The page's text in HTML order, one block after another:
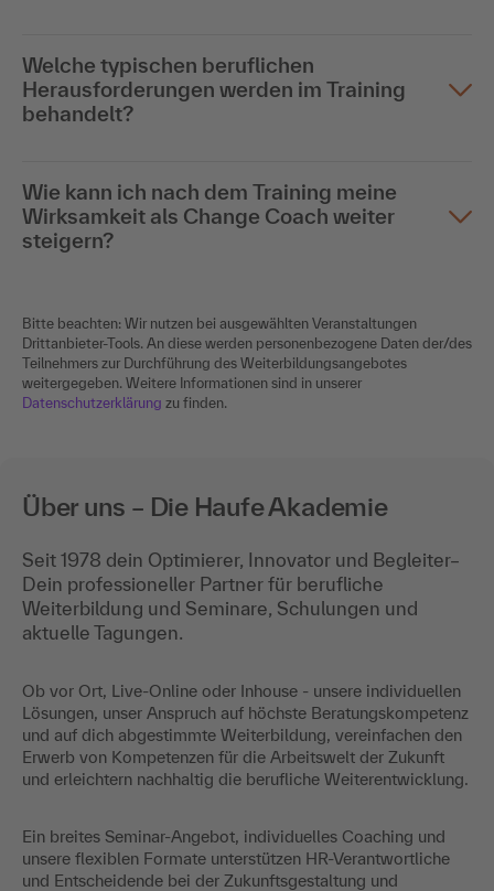
Welche typischen beruflichen
Herausforderungen werden im Training
behandelt?
Wie kann ich nach dem Training meine
Wirksamkeit als Change Coach weiter
steigern?
Bitte beachten: Wir nutzen bei ausgewählten Veranstaltungen
Drittanbieter-Tools. An diese werden personenbezogene Daten der/des
Teilnehmers zur Durchführung des Weiterbildungsangebotes
weitergegeben. Weitere Informationen sind in unserer
Datenschutzerklärung zu finden.
Über uns – Die Haufe Akademie
Seit 1978 dein Optimierer, Innovator und Begleiter–
Dein professioneller Partner für berufliche
Weiterbildung und Seminare, Schulungen und
aktuelle Tagungen.
Ob vor Ort, Live-Online oder Inhouse - unsere individuellen
Lösungen, unser Anspruch auf höchste Beratungskompetenz
und auf dich abgestimmte Weiterbildung, vereinfachen den
Erwerb von Kompetenzen für die Arbeitswelt der Zukunft
und erleichtern nachhaltig die berufliche Weiterentwicklung.
Ein breites Seminar-Angebot, individuelles Coaching und
unsere flexiblen Formate unterstützen HR-Verantwortliche
und Entscheidende bei der Zukunftsgestaltung und